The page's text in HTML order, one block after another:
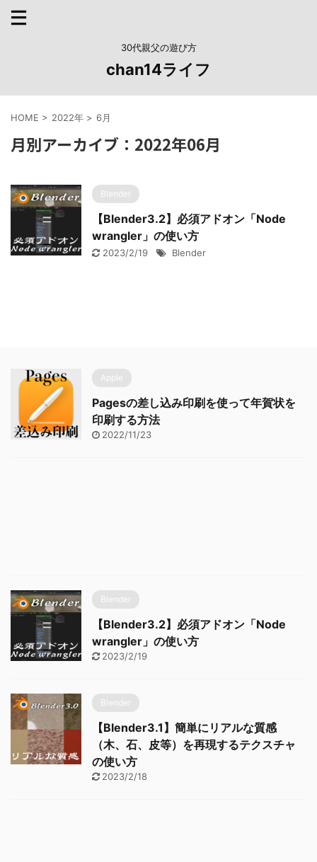
30代親父の遊び方
chan14ライフ
HOME > 2022年 > 6月
月別アーカイブ：2022年06月
Blender
【Blender3.2】必須アドオン「Node
wrangler」の使い方
2023/2/19 Blender
Apple
Pagesの差し込み印刷を使って年賀状を
印刷する方法
2022/11/23
Blender
【Blender3.2】必須アドオン「Node
wrangler」の使い方
2023/2/19
Blender
【Blender3.1】簡単にリアルな質感
（木、石、皮等）を再現するテクスチャ
の使い方
2023/2/18